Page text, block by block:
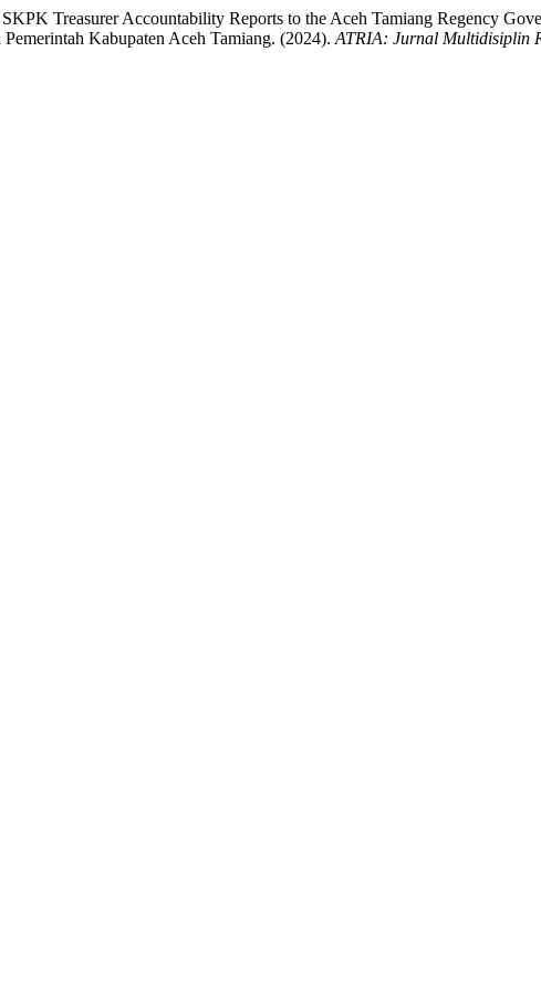
Treasurer Accountability Reports to the Aceh Tamiang Regency
Kabupaten Aceh Tamiang. (2024). ATRIA: Jurnal Multidisiplin